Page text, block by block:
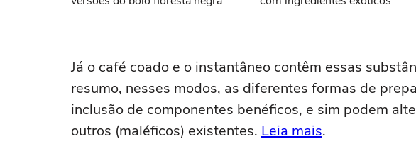
Já o café coado e o instantâneo contêm essas
resumo, nesses modos, as diferentes formas de
inclusão de componentes benéficos, e sim podem
outros (maléficos) existentes. Leia mais.